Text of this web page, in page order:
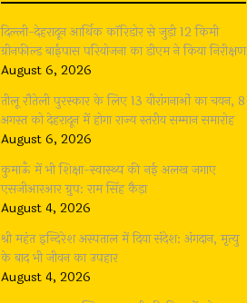
दिल्ली-देहरादून आर्थिक कॉरिडोर से जुड़ी 12 किमी
ग्रीनफील्ड बाईपास परियोजना का डीएम ने किया निरीक्षण
August 6, 2026
तीलू रौतेली पुरस्कार के लिए 13 वीरांगनाओं का चयन, 8
अगस्त को देहरादून में होगा राज्य स्तरीय सम्मान समारोह
August 6, 2026
कुमाऊँ में भी शिक्षा-स्वास्थ्य की नई अलख जगाए
एसजीआरआर ग्रुप: राम सिंह कैड़ा
August 4, 2026
श्री महंत इन्दिरेश अस्पताल में दिया संदेश: अंगदान, मृत्यु
के बाद भी जीवन का उपहार
August 4, 2026